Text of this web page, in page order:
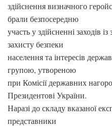
здійснення визначного
брали безпосередню
участь у здійсненні заходів
захисту безпеки
населення та інтересів
групою, утвореною
при Комісії державних
Президентові України.
Наразі до складу вказаної
представники